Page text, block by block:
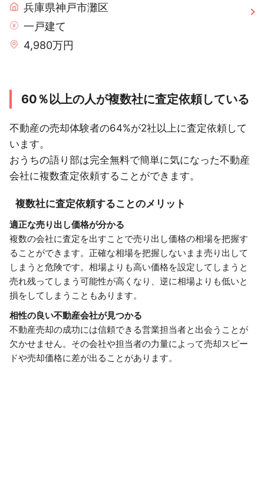
兵庫県神戸市灘区
一戸建て
4,980万円
60％以上の人が複数社に査定依頼している
不動産の売却体験者の64%が2社以上に査定依頼して
います。
おうちの語り部は完全無料で簡単に気になった不動産
会社に複数査定依頼することができます。
複数社に査定依頼することのメリット
適正な売り出し価格が分かる
複数の会社に査定を出すことで売り出し価格の相場を把握す
ることができます。正確な相場を把握しないまま売り出して
しまうと危険です。相場よりも高い価格を設定してしまうと
売れ残ってしまう可能性が高くなり、逆に相場よりも低いと
損をしてしまうこともあります。
相性の良い不動産会社が見つかる
不動産売却の成功には信頼できる営業担当者と出会うことが
欠かせません。その会社や担当者の力量によって売却スピー
ドや売却価格に差が出ることがあります。